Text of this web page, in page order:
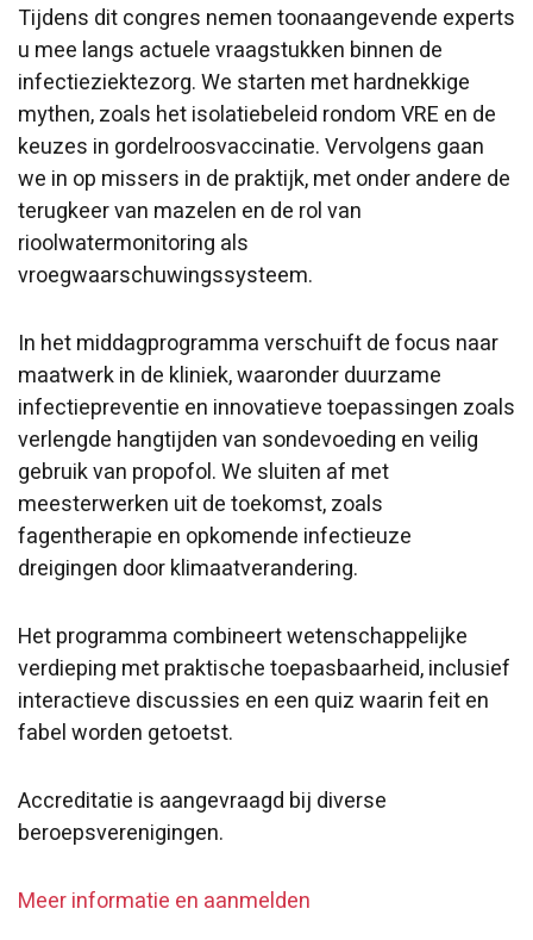
Tijdens dit congres nemen toonaangevende experts
u mee langs actuele vraagstukken binnen de
infectieziektezorg. We starten met hardnekkige
mythen, zoals het isolatiebeleid rondom VRE en de
keuzes in gordelroosvaccinatie. Vervolgens gaan
we in op missers in de praktijk, met onder andere de
terugkeer van mazelen en de rol van
rioolwatermonitoring als
vroegwaarschuwingssysteem.
In het middagprogramma verschuift de focus naar
maatwerk in de kliniek, waaronder duurzame
infectiepreventie en innovatieve toepassingen zoals
verlengde hangtijden van sondevoeding en veilig
gebruik van propofol. We sluiten af met
meesterwerken uit de toekomst, zoals
fagentherapie en opkomende infectieuze
dreigingen door klimaatverandering.
Het programma combineert wetenschappelijke
verdieping met praktische toepasbaarheid, inclusief
interactieve discussies en een quiz waarin feit en
fabel worden getoetst.
Accreditatie is aangevraagd bij diverse
beroepsverenigingen.
Meer informatie en aanmelden